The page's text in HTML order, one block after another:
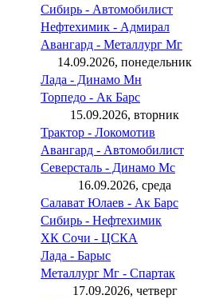
Сибирь - Автомобилист
Нефтехимик - Адмирал
Авангард - Металлург Мг
14.09.2026, понедельник
Лада - Динамо Мн
Торпедо - Ак Барс
15.09.2026, вторник
Трактор - Локомотив
Авангард - Автомобилист
Северсталь - Динамо Мс
16.09.2026, среда
Салават Юлаев - Ак Барс
Сибирь - Нефтехимик
ХК Сочи - ЦСКА
Лада - Барыс
Металлург Мг - Спартак
17.09.2026, четверг